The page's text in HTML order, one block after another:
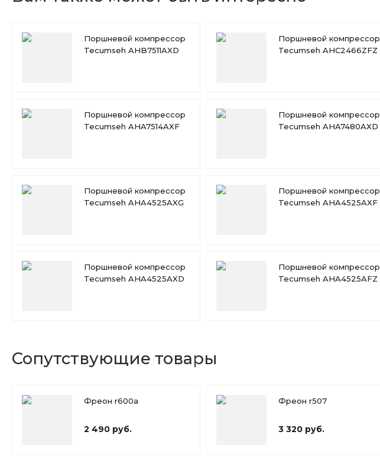
Поршневой компрессор
Tecumseh AHB7511AXD
Поршневой компрессор
Tecumseh AHC2466ZFZ
Поршневой компрессор
Tecumseh AHA7514AXF
Поршневой компрессор
Tecumseh AHA7480AXD
Поршневой компрессор
Tecumseh AHA4525AXG
Поршневой компрессор
Tecumseh AHA4525AXF
Поршневой компрессор
Tecumseh AHA4525AXD
Поршневой компрессор
Tecumseh AHA4525AFZ
Сопутствующие товары
Фреон r600a
2 490 руб.
Фреон r507
3 320 руб.